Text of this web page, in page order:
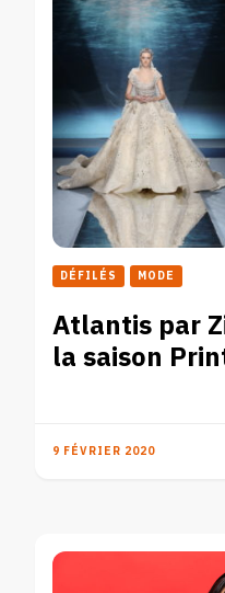
DÉFILÉS MODE
Atlantis par
la saison
9 FÉVRIER 2020